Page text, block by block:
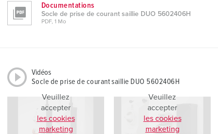
Documentations
Socle de prise de courant saillie DUO 5602406H
PDF, 1 Mo
Vidéos
Socle de prise de courant saillie DUO 5602406H
Veuillez
accepter
les cookies
marketing
Veuillez
accepter
les cookies
marketing